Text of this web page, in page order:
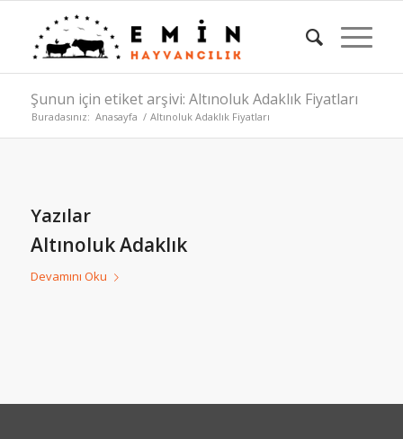
Şunun için etiket arşivi: Altınoluk Adaklık Fiyatları
Buradasınız: Anasayfa / Altınoluk Adaklık Fiyatları
Yazılar
Altınoluk Adaklık
Devamını Oku